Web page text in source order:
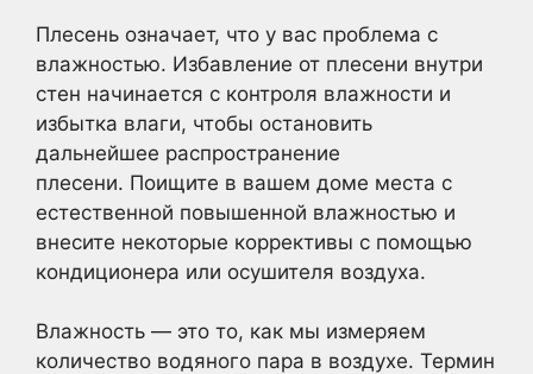
Плесень означает, что у вас проблема с
влажностью. Избавление от плесени внутри
стен начинается с контроля влажности и
избытка влаги, чтобы остановить
дальнейшее распространение
плесени. Поищите в вашем доме места с
естественной повышенной влажностью и
внесите некоторые коррективы с помощью
кондиционера или осушителя воздуха.
Влажность — это то, как мы измеряем
количество водяного пара в воздухе. Термин